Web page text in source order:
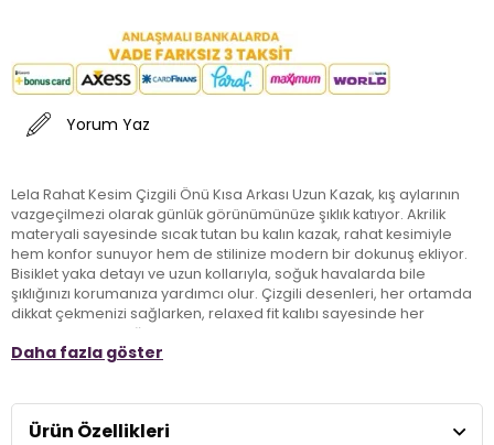
Yorum Yaz
Lela Rahat Kesim Çizgili Önü Kısa Arkası Uzun Kazak, kış aylarının
vazgeçilmezi olarak günlük görünümünüze şıklık katıyor. Akrilik
materyali sayesinde sıcak tutan bu kalın kazak, rahat kesimiyle
hem konfor sunuyor hem de stilinize modern bir dokunuş ekliyor.
Bisiklet yaka detayı ve uzun kollarıyla, soğuk havalarda bile
şıklığınızı korumanıza yardımcı olur. Çizgili desenleri, her ortamda
dikkat çekmenizi sağlarken, relaxed fit kalıbı sayesinde her
bedene uyum sağlar. Bu kazak, kış gündelik kombinlerinizin en
favori parçası olacak!
Model:
Daha fazla göster
Ürün Özellikleri